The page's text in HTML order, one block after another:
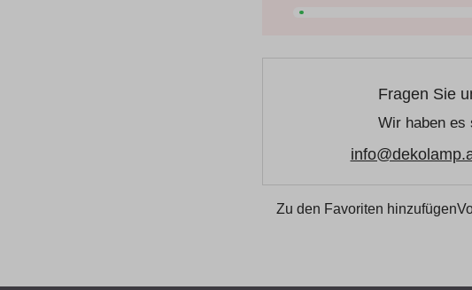
Fragen Sie
Wir haben es
Zu den Favoriten hinzufügen